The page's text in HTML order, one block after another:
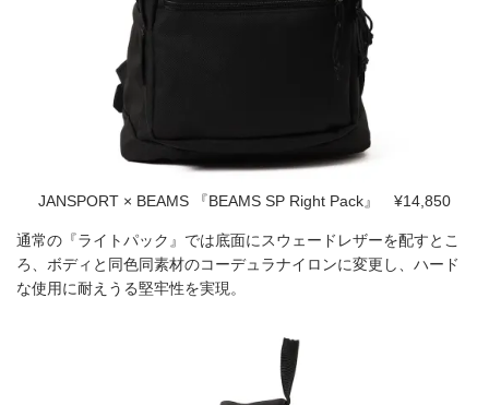
JANSPORT × BEAMS 『BEAMS SP Right Pack』 ¥14,850
通常の『ライトパック』では底面にスウェードレザーを配すとこ
ろ、ボディと同色同素材のコーデュラナイロンに変更し、ハード
な使用に耐えうる堅牢性を実現。